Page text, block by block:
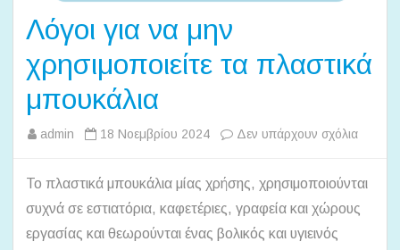
Λόγοι για να μην
χρησιμοποιείτε τα πλαστικά
μπουκάλια
admin 18 Νοεμβρίου 2024 Δεν υπάρχουν σχόλιαστο
για
Το πλαστικά μπουκάλια μίας χρήσης, χρησιμοποιούνται
συχνά σε εστιατόρια, καφετέριες, γραφεία και χώρους
εργασίας και θεωρούνται ένας βολικός και υγιεινός